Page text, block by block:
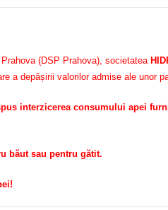
(DSP Prahova), societatea
a depășirii valorilor admise ale unor
interzicerea consumului apei
băut sau pentru gătit.